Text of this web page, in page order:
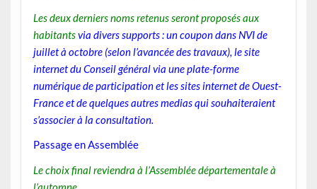
Les deux derniers noms retenus seront proposés aux
habitantsvia divers supports : un coupon dans NVI de
juillet à octobre (selon l’avancée des travaux), le site
internet du Conseil général via une plate-forme
numérique de participation et les sites internet de Ouest-
France et de quelques autres medias qui souhaiteraient
s’associer à la consultation.
Passage en Assemblée
Le choix final reviendra à l’Assemblée départementale à